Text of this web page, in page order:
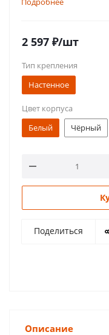
2 597 ₽/шт
Тип крепления
Настенное
Цвет корпуса
Белый
Чёрный
Поделиться
Описание